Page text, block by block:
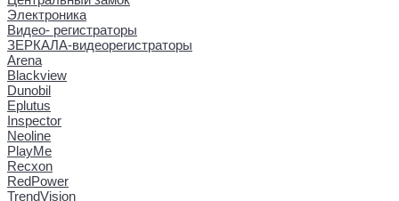
Электроника
Видео- регистраторы
ЗЕРКАЛА-видеорегистраторы
Arena
Blackview
Dunobil
Eplutus
Inspector
Neoline
PlayMe
Recxon
RedPower
TrendVision